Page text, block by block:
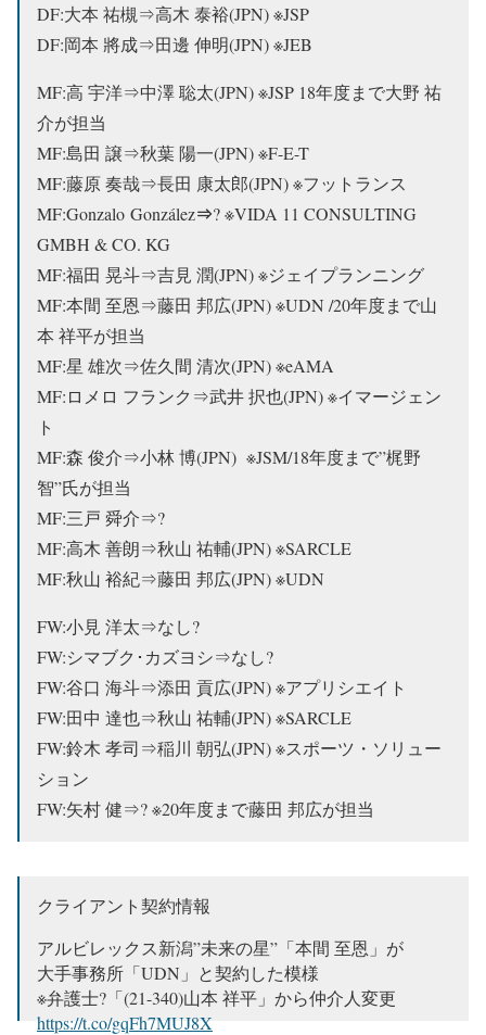
DF:大本 祐槻⇒高木 泰裕(JPN) ※JSP
DF:岡本 將成⇒田邊 伸明(JPN) ※JEB
MF:高 宇洋⇒中澤 聡太(JPN) ※JSP 18年度まで大野 祐
介が担当
MF:島田 譲⇒秋葉 陽一(JPN) ※F-E-T
MF:藤原 奏哉⇒長田 康太郎(JPN) ※フットランス
MF:Gonzalo González⇒? ※VIDA 11 CONSULTING
GMBH & CO. KG
MF:福田 晃斗⇒吉見 潤(JPN) ※ジェイプランニング
MF:本間 至恩⇒藤田 邦広(JPN) ※UDN /20年度まで山
本 祥平が担当
MF:星 雄次⇒佐久間 清次(JPN) ※eAMA
MF:ロメロ フランク⇒武井 択也(JPN) ※イマージェン
ト
MF:森 俊介⇒小林 博(JPN) ※JSM/18年度まで”梶野
智”氏が担当
MF:三戸 舜介⇒?
MF:高木 善朗⇒秋山 祐輔(JPN) ※SARCLE
MF:秋山 裕紀⇒藤田 邦広(JPN) ※UDN
FW:小見 洋太⇒なし?
FW:シマブク･カズヨシ⇒なし?
FW:谷口 海斗⇒添田 貢広(JPN) ※アプリシエイト
FW:田中 達也⇒秋山 祐輔(JPN) ※SARCLE
FW:鈴木 孝司⇒稲川 朝弘(JPN) ※スポーツ・ソリュー
ション
FW:矢村 健⇒? ※20年度まで藤田 邦広が担当
クライアント契約情報
アルビレックス新潟”未来の星”「本間 至恩」が
大手事務所「UDN」と契約した模様
※弁護士?「(21-340)山本 祥平」から仲介人変更
https://t.co/gqFh7MUJ8X